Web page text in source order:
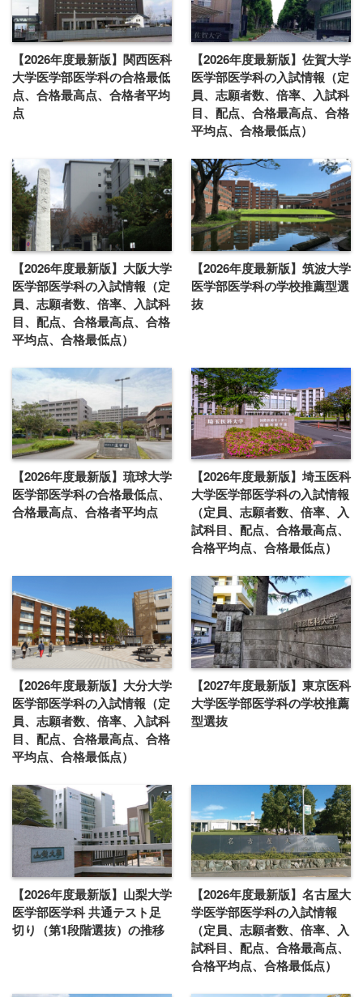
【2026年度最新版】関西医科
大学医学部医学科の合格最低
点、合格最高点、合格者平均
点
【2026年度最新版】佐賀大学
医学部医学科の入試情報（定
員、志願者数、倍率、入試科
目、配点、合格最高点、合格
平均点、合格最低点）
【2026年度最新版】大阪大学
医学部医学科の入試情報（定
員、志願者数、倍率、入試科
目、配点、合格最高点、合格
平均点、合格最低点）
【2026年度最新版】筑波大学
医学部医学科の学校推薦型選
抜
【2026年度最新版】琉球大学
医学部医学科の合格最低点、
合格最高点、合格者平均点
【2026年度最新版】埼玉医科
大学医学部医学科の入試情報
（定員、志願者数、倍率、入
試科目、配点、合格最高点、
合格平均点、合格最低点）
【2026年度最新版】大分大学
医学部医学科の入試情報（定
員、志願者数、倍率、入試科
目、配点、合格最高点、合格
平均点、合格最低点）
【2027年度最新版】東京医科
大学医学部医学科の学校推薦
型選抜
【2026年度最新版】山梨大学
医学部医学科 共通テスト足
切り（第1段階選抜）の推移
【2026年度最新版】名古屋大
学医学部医学科の入試情報
（定員、志願者数、倍率、入
試科目、配点、合格最高点、
合格平均点、合格最低点）